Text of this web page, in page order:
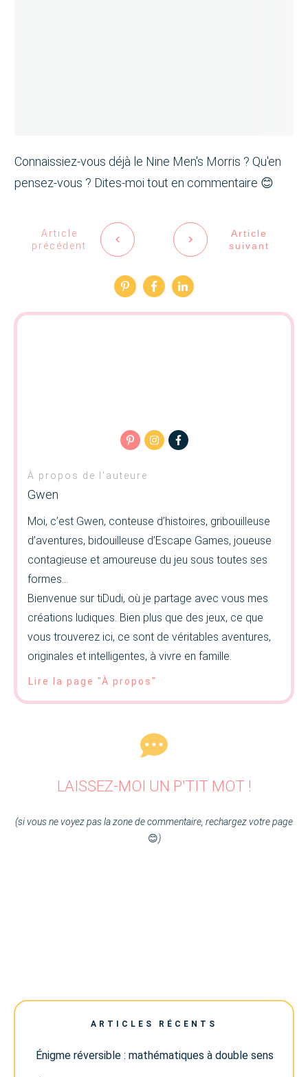
Connaissiez-vous déjà le Nine Men's Morris ? Qu'en
pensez-vous ? Dites-moi tout en commentaire 😊
Article
précédent
Article
suivant
À propos de l'auteure
Gwen
Moi, c’est Gwen, conteuse d’histoires, gribouilleuse
d’aventures, bidouilleuse d’Escape Games, joueuse
contagieuse et amoureuse du jeu sous toutes ses
formes…
Bienvenue sur tiDudi, où je partage avec vous mes
créations ludiques. Bien plus que des jeux, ce que
vous trouverez ici, ce sont de véritables aventures,
originales et intelligentes, à vivre en famille.
Lire la page "À propos"
LAISSEZ-MOI UN P'TIT MOT !
(si vous ne voyez pas la zone de commentaire, rechargez votre page
😊)
ARTICLES RÉCENTS
Énigme réversible : mathématiques à double sens